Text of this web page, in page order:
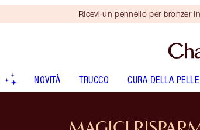
Ricevi un pennello per bronzer
NOVITÀ TRUCCO CURA DELLA PELLE